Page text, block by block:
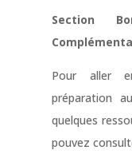
Section
Pour aller
préparation
quelques
pouvez